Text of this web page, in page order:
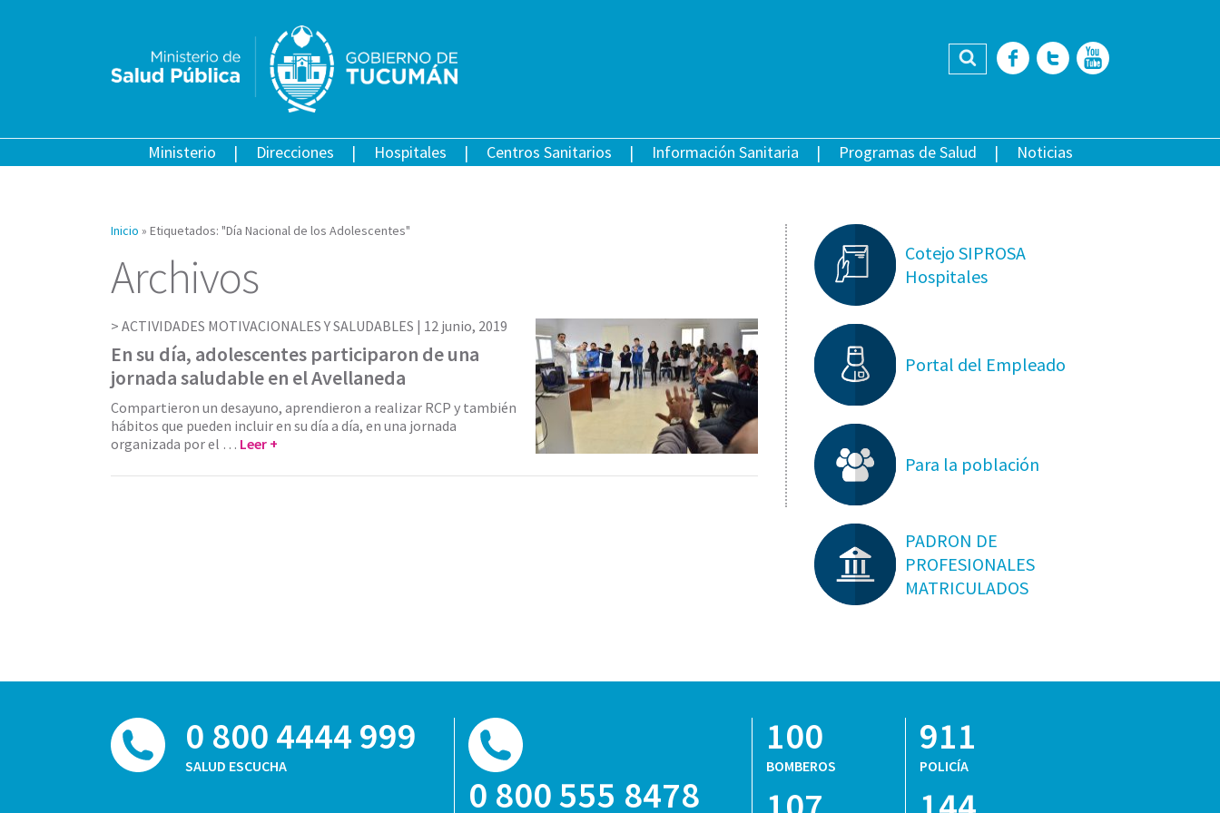
Buscar Facebook
Twitter
Ministerio Direcciones Hospitales Centros Sanitarios Información Sanitaria Programas de Salud Noticias
Inicio » Etiquetados: "Día Nacional de los Adolescentes"
Archivos
ACTIVIDADES MOTIVACIONALES Y SALUDABLES | 12 junio, 2019
En su día, adolescentes participaron de una
jornada saludable en el Avellaneda
Compartieron un desayuno, aprendieron a realizar RCP y también
hábitos que pueden incluir en su día a día, en una jornada
organizada por el … Leer +
Cotejo SIPROSA
Hospitales
Portal del Empleado
Para la población
PADRON DE
PROFESIONALES
MATRICULADOS
0 800 4444 999
SALUD ESCUCHA
0 800 555 8478
100
BOMBEROS
911
POLICÍA